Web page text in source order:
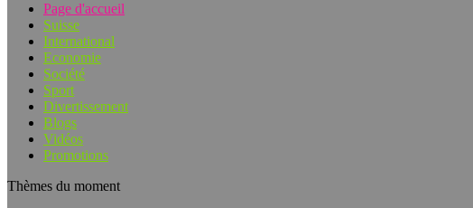
Page d'accueil
Suisse
International
Economie
Société
Sport
Divertissement
Blogs
Vidéos
Promotions
Thèmes du moment